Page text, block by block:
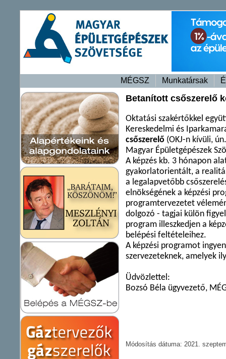
MÉGSZ Munkatársak
Betanított csőszerelő
Oktatási szakértőkkel
Kereskedelmi és
csőszerelő (OKJ-n kívüli,
Magyar Épületgépészek
A képzés kb. 3 hónapon
gyakorlatorientált, a
a legalapvetőbb
elnökségének a képzési
programtervezetet
dolgozó - tagjai külön
program illeszkedjen a
belépési feltételeihez.
A képzési programot
szervezeteknek, amelyek
Üdvözlettel:
Bozsó Béla ügyvezető,
Módosítás dátuma: 2021.